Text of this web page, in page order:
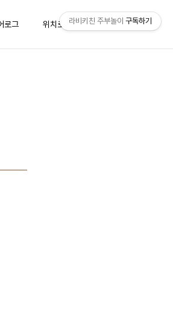
로그 위치로그 방명록
라비키친 주부놀이 구독하기